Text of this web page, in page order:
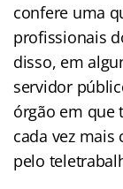
confere uma
profissionais
disso, em
servidor
órgão em que
cada vez
pelo